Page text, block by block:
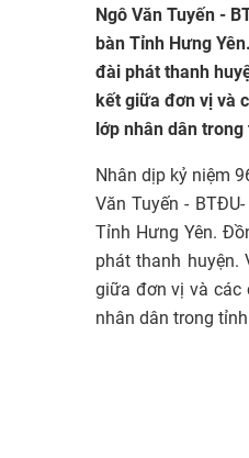
Ngô Văn Tuyến -
bàn Tỉnh Hưng
đài phát thanh
kết giữa đơn vị và
lớp nhân dân trong
Nhân dịp kỷ niệm
Văn Tuyến -
Tỉnh Hưng Yên.
phát thanh huyện.
giữa đơn vị và các
nhân dân trong